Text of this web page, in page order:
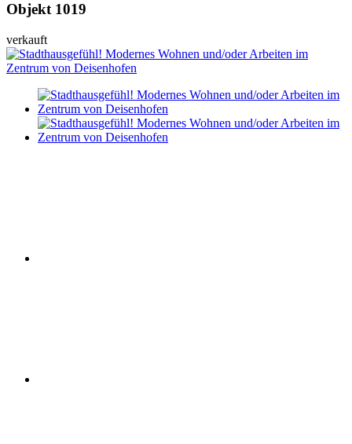
Objekt 1019
verkauft